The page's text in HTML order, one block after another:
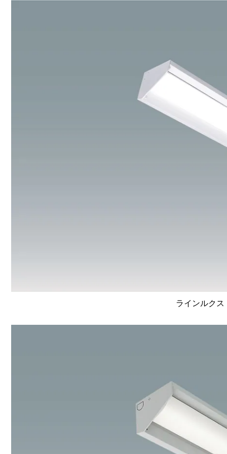
ラインルクス